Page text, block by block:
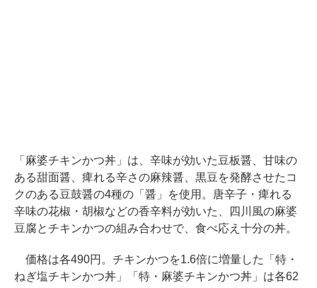
「麻婆チキンかつ丼」は、辛味が効いた豆板醤、甘味の
ある甜面醤、痺れる辛さの麻辣醤、黒豆を発酵させたコ
クのある豆鼓醤の4種の「醤」を使用。唐辛子・痺れる
辛味の花椒・胡椒などの香辛料が効いた、四川風の麻婆
豆腐とチキンかつの組み合わせで、食べ応え十分の丼。
価格は各490円。チキンかつを1.6倍に増量した「特・
ねぎ塩チキンかつ丼」「特・麻婆チキンかつ丼」は各62